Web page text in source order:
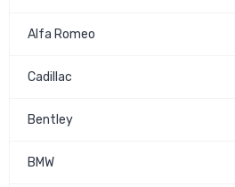
Alfa Romeo
Cadillac
Bentley
BMW